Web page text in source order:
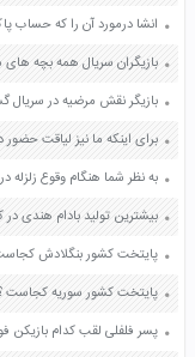
بازیگران سریال همه بچه
بازیگر نقش مرضیه در سریال
بیشترین تولید بادام هندی
پایتخت کشور بنگلادش
پایتخت کشور سوریه کجاست
پسر فلفلی لقب کدام بازیکن